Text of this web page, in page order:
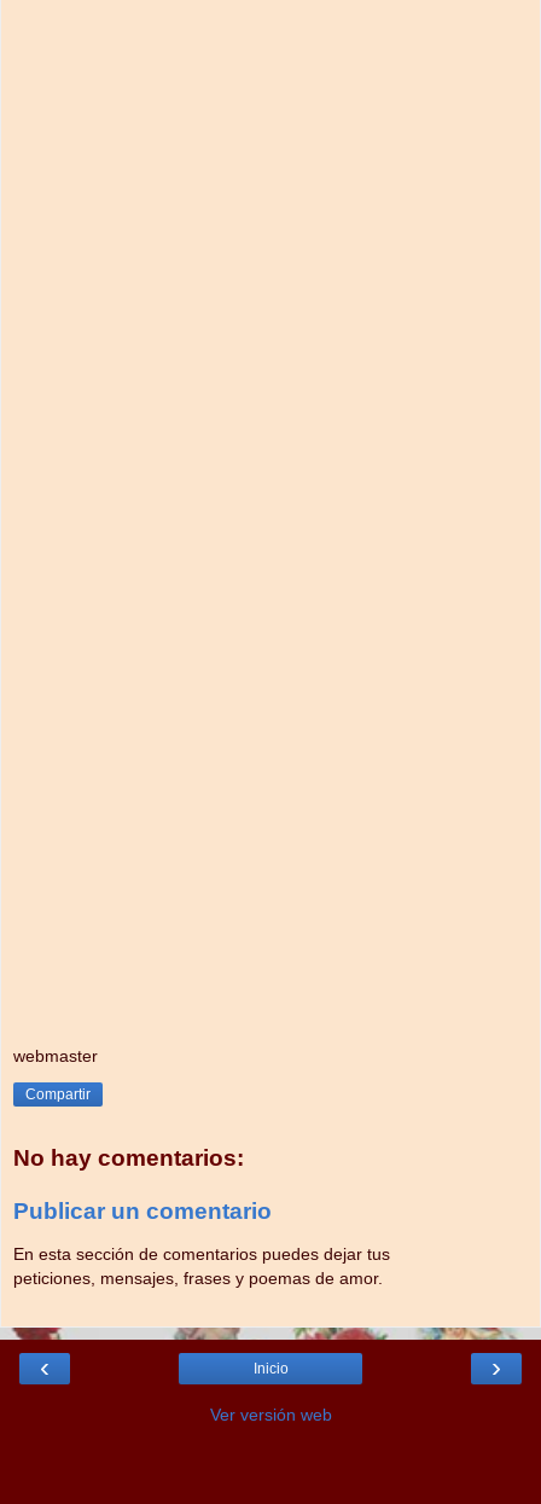
webmaster
Compartir
No hay comentarios:
Publicar un comentario
En esta sección de comentarios puedes dejar tus
peticiones, mensajes, frases y poemas de amor.
‹ ›
Inicio
Ver versión web